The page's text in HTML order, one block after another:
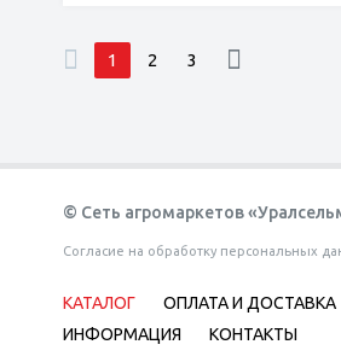
1 2 3
© Сеть агромаркетов
Согласие на обработку персональных
КАТАЛОГ
ОПЛАТА И ДОСТАВКА
ИНФОРМАЦИЯ
КОНТАКТЫ